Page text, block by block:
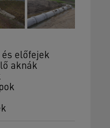
előfejek
aknák